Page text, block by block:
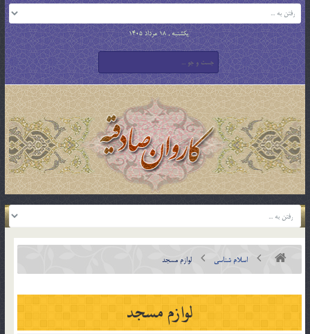
یکشنبه , 18 مرداد 1405
اسلام شناسی لوازم مسجد
لوازم مسجد